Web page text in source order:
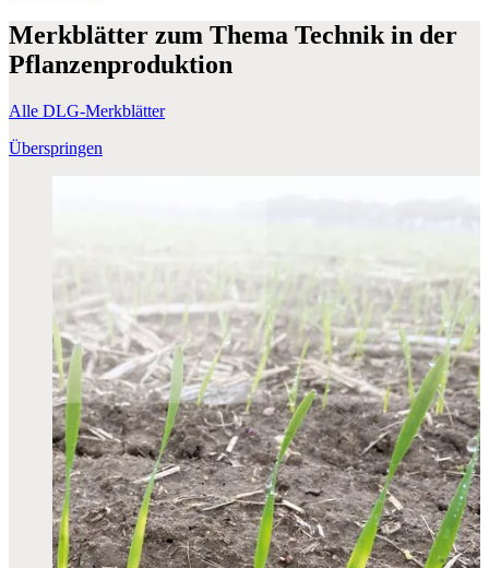
Merkblätter zum Thema Technik in der
Pflanzenproduktion
Alle DLG-Merkblätter
Überspringen